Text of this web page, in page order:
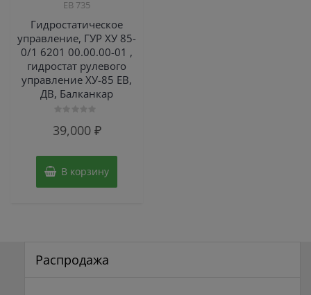
ЕВ 735
Гидростатическое
управление, ГУР ХУ 85-
0/1 6201 00.00.00-01 ,
гидростат рулевого
управление ХУ-85 ЕВ,
ДВ, Балканкар
0
39,000 ₽
В корзину
Распродажа